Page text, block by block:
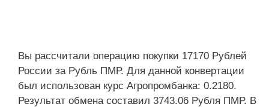
Вы рассчитали операцию покупки 17170 Рублей
России за Рубль ПМР. Для данной конвертации
был использован курс Агропромбанка: 0.2180.
Результат обмена составил 3743.06 Рубля ПМР. В